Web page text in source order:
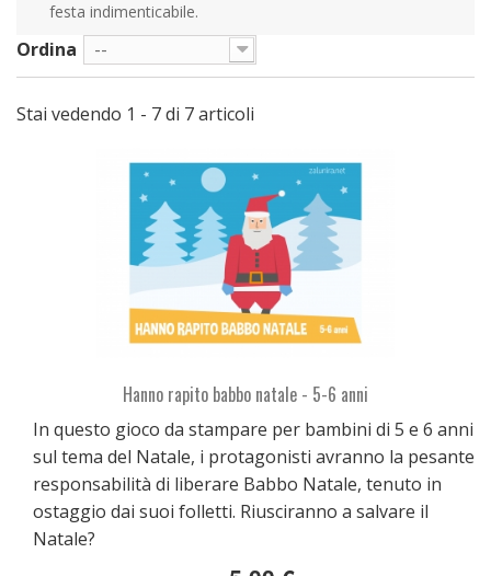
festa indimenticabile.
Ordina --
Stai vedendo 1 - 7 di 7 articoli
Hanno rapito babbo natale - 5-6 anni
In questo gioco da stampare per bambini di 5 e 6 anni
sul tema del Natale, i protagonisti avranno la pesante
responsabilità di liberare Babbo Natale, tenuto in
ostaggio dai suoi folletti. Riusciranno a salvare il
Natale?